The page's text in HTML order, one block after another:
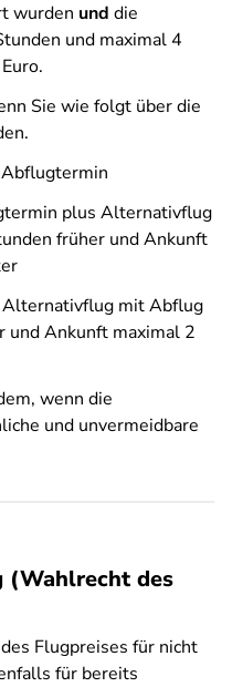
wurden und die
und maximal 4
Sie wie folgt über die
plus Alternativflug
früher und Ankunft
mit Abflug
und Ankunft maximal 2
wenn die
und unvermeidbare
(Wahlrecht des
Flugpreises für nicht
für bereits